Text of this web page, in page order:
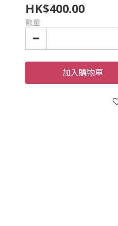
HK$400.00
數量
加入購物車